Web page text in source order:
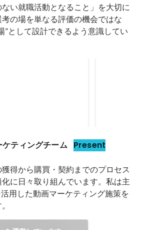
い就職活動となること」を大切に
考の場を単なる評価の機会ではな
”として設計できるよう意識してい
ティングチーム Present
獲得から購買・契約までのプロセス
化に日々取り組んでいます。私は主
用した動画マーケティング施策を